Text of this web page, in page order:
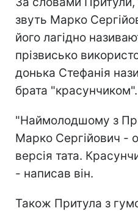
звуть Марко
його лагідно
прізвисько
донька Стефанія
брата "красунчиком".
"Наймолодшому з
Марко Сергійович -
версія тата.
- написав він.
Також Притула з